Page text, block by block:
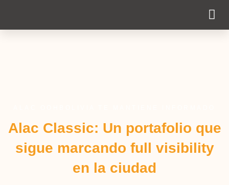
Alac Classic: Un portafolio que
sigue marcando full visibility
en la ciudad